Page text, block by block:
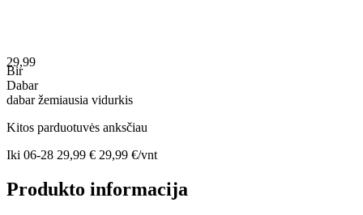
29,99
Bir
Dabar
dabaržemiausia vidurkis
Kitos parduotuvės anksčiau
Iki 06-28 29,99 € 29,99 €/vnt
Produkto informacija